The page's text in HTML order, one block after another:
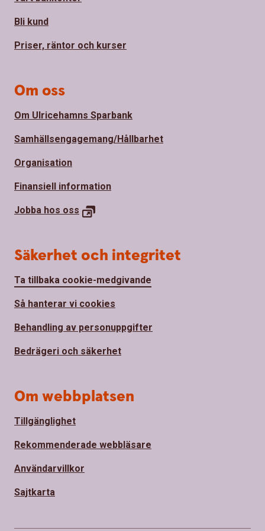
Bli kund
Priser, räntor och kurser
Om oss
Om Ulricehamns Sparbank
Samhällsengagemang/Hållbarhet
Organisation
Finansiell information
Jobba hos oss
Säkerhet och integritet
Ta tillbaka cookie-medgivande
Så hanterar vi cookies
Behandling av personuppgifter
Bedrägeri och säkerhet
Om webbplatsen
Tillgänglighet
Rekommenderade webbläsare
Användarvillkor
Sajtkarta